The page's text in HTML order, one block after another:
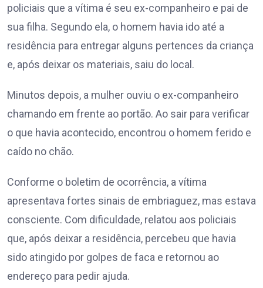
policiais que a vítima é seu ex-companheiro e pai de
sua filha. Segundo ela, o homem havia ido até a
residência para entregar alguns pertences da criança
e, após deixar os materiais, saiu do local.
Minutos depois, a mulher ouviu o ex-companheiro
chamando em frente ao portão. Ao sair para verificar
o que havia acontecido, encontrou o homem ferido e
caído no chão.
Conforme o boletim de ocorrência, a vítima
apresentava fortes sinais de embriaguez, mas estava
consciente. Com dificuldade, relatou aos policiais
que, após deixar a residência, percebeu que havia
sido atingido por golpes de faca e retornou ao
endereço para pedir ajuda.